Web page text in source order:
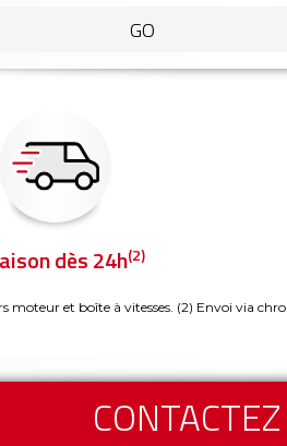
GO
dès 24h(2)
moteur et boîte à vitesses. (2) Envoi via